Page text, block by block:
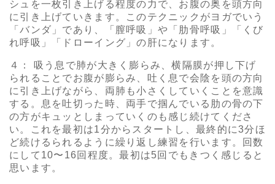
シュを一枚引き上げる程度の力で、お腹の奥を頭方向
に引き上げていきます。このテクニックがヨガでいう
「バンダ」であり、「膣呼吸」や「肋骨呼吸」「くび
れ呼吸」「ドローイング」の肝になります。
４： 吸う息で肺が大きく膨らみ、横隔膜が押し下げ
られることでお腹が膨らみ、吐く息で会陰を頭の方向
に引き上げながら、両肺も小さくしていくことを意識
する。息を吐切った時、両手で掴んでいる肋の骨の下
の方がキュッとしまっていくのも感じ続けてくださ
い。これを最初は1分からスタートし、最終的に3分ほ
ど続けるられるように繰り返し練習を行います。回数
にして10〜16回程度。最初は5回でもきつく感じると
思います。